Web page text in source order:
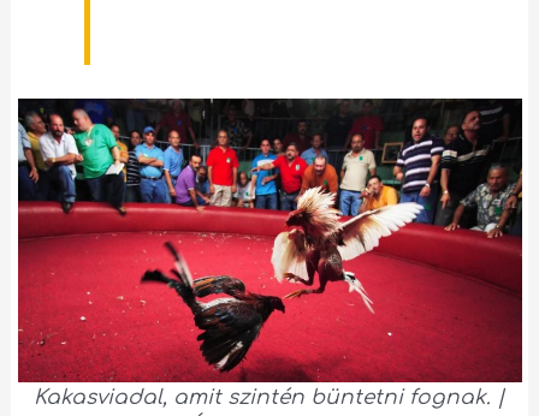
Kakasviadal, amit szintén büntetni fognak. |